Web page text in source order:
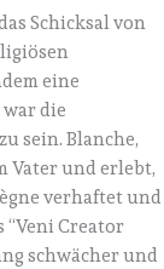
Schicksal von
eine
die
sein. Blanche,
Vater und erlebt,
verhaftet und
Creator
schwächer und